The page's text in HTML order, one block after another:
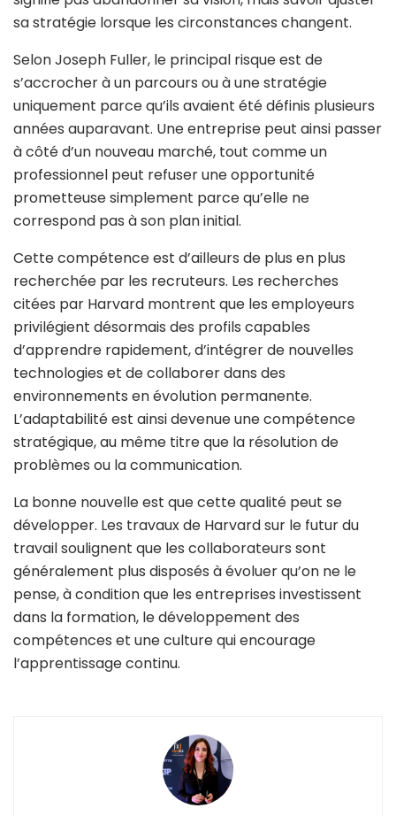
sa stratégie lorsque les circonstances changent.
Selon Joseph Fuller, le principal risque est de
s’accrocher à un parcours ou à une stratégie
uniquement parce qu’ils avaient été définis plusieurs
années auparavant. Une entreprise peut ainsi passer
à côté d’un nouveau marché, tout comme un
professionnel peut refuser une opportunité
prometteuse simplement parce qu’elle ne
correspond pas à son plan initial.
Cette compétence est d’ailleurs de plus en plus
recherchée par les recruteurs. Les recherches
citées par Harvard montrent que les employeurs
privilégient désormais des profils capables
d’apprendre rapidement, d’intégrer de nouvelles
technologies et de collaborer dans des
environnements en évolution permanente.
L’adaptabilité est ainsi devenue une compétence
stratégique, au même titre que la résolution de
problèmes ou la communication.
La bonne nouvelle est que cette qualité peut se
développer. Les travaux de Harvard sur le futur du
travail soulignent que les collaborateurs sont
généralement plus disposés à évoluer qu’on ne le
pense, à condition que les entreprises investissent
dans la formation, le développement des
compétences et une culture qui encourage
l’apprentissage continu.